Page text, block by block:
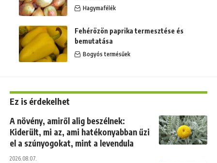
Hagymafélék
Fehérözön paprika termesztése és
bemutatása
Bogyós termésűek
Ez is érdekelhet
A növény, amiről alig beszélnek:
Kiderült, mi az, ami hatékonyabban űzi
el a szúnyogokat, mint a levendula
2026.08.07.